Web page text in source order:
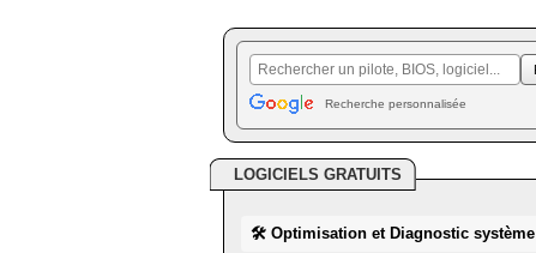
Recherche personnalisée
LOGICIELS GRATUITS
🛠 Optimisation et Diagnostic système